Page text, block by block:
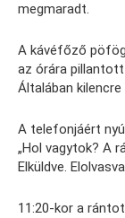
megmaradt.
A kávéfőző
az órára pillantott
Általában
A telefonjáért
„Hol vagytok? A
Elküldve.
11:20-kor a